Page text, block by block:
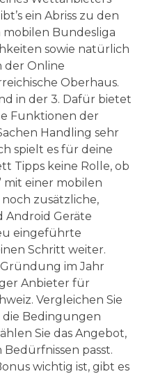
ein Abriss zu den
Bundesliga
sowie natürlich
der Online
Oberhaus.
in der 3. Dafür bietet
Funktionen der
Handling sehr
spielt es für deine
Tipps keine Rolle, ob
mit einer mobilen
zusätzliche,
Android Geräte
eingeführte
Schritt weiter.
im Jahr
Anbieter für
Vergleichen Sie
die Bedingungen
Sie das Angebot,
passt.
wichtig ist, gibt es